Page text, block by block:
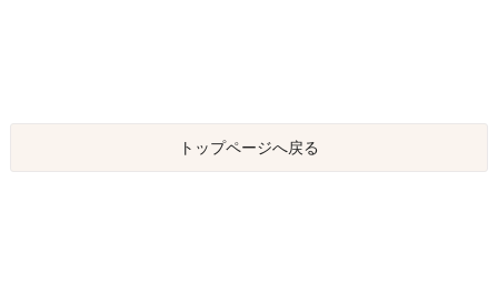
トップページへ戻る